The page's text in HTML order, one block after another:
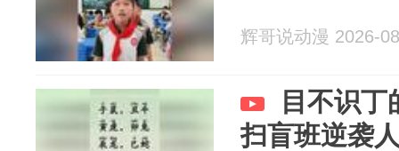
辉哥说动漫 2026-
目不识
扫盲班逆袭